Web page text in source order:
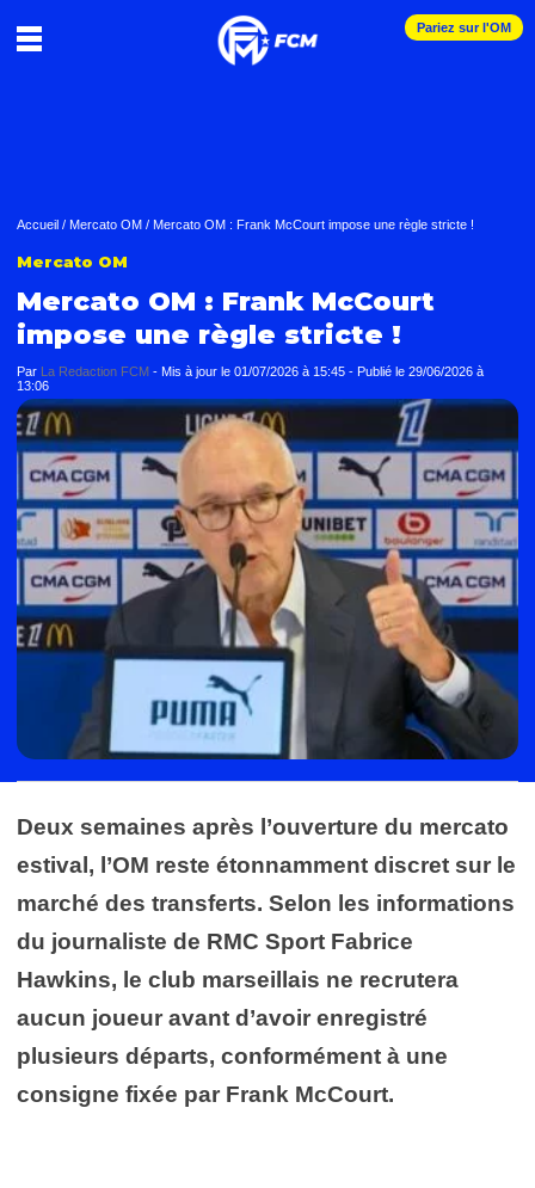
Pariez sur l'OM
Accueil / Mercato OM / Mercato OM : Frank McCourt impose une règle stricte !
Mercato OM
Mercato OM : Frank McCourt
impose une règle stricte !
Par La Redaction FCM - Mis à jour le 01/07/2026 à 15:45 - Publié le 29/06/2026 à
13:06
Deux semaines après l’ouverture du mercato
estival, l’OM reste étonnamment discret sur le
marché des transferts. Selon les informations
du journaliste de RMC Sport Fabrice
Hawkins, le club marseillais ne recrutera
aucun joueur avant d’avoir enregistré
plusieurs départs, conformément à une
consigne fixée par Frank McCourt.